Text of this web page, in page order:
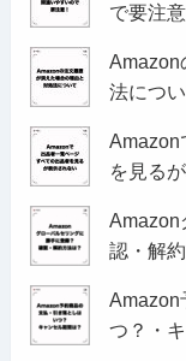
で要注意
Amazon
法につ
Amazon
を見る
Amazon
認・解
Amazon
つ？・